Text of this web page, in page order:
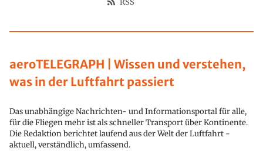
aeroTELEGRAPH | Wissen und verstehen,
was in der Luftfahrt passiert
Das unabhängige Nachrichten- und Informationsportal für alle,
für die Fliegen mehr ist als schneller Transport über Kontinente.
Die Redaktion berichtet laufend aus der Welt der Luftfahrt -
aktuell, verständlich, umfassend.
RSS